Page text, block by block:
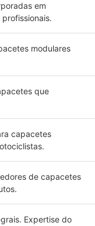
em
modulares
que
capacetes
de capacetes
Expertise do